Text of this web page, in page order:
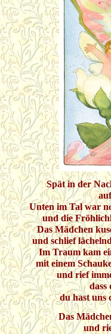
Spät in der
Unten im Tal war
und die
Das Mädchen
und schlief
Im Traum kam
mit einem
und rief
dass
du hast uns
Das
und